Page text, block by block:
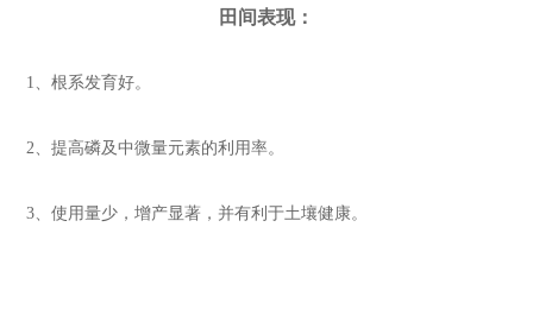
田间表现：
1、根系发育好。
2、提高磷及中微量元素的利用率。
3、使用量少，增产显著，并有利于土壤健康。